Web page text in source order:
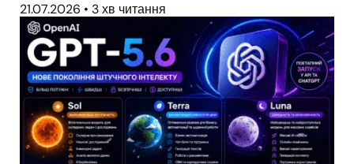
21.07.2026 • 3 хв читання